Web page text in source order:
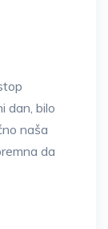
dan, bilo
naša
da